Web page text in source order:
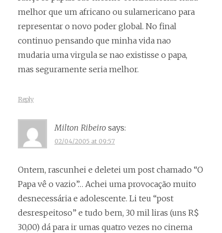
melhor que um africano ou sulamericano para
representar o novo poder global. No final
continuo pensando que minha vida nao
mudaria uma virgula se nao existisse o papa,
mas seguramente seria melhor.
Reply
Milton Ribeiro says:
02/04/2005 at 09:57
Ontem, rascunhei e deletei um post chamado “O
Papa vê o vazio”… Achei uma provocação muito
desnecessária e adolescente. Li teu “post
desrespeitoso” e tudo bem, 30 mil liras (uns R$
30,00) dá para ir umas quatro vezes no cinema